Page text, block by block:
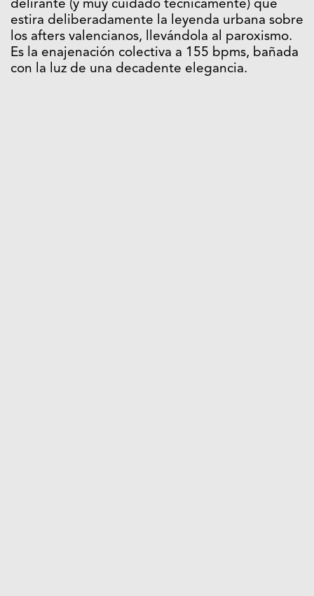
delirante (y muy cuidado técnicamente) que
estira deliberadamente la leyenda urbana sobre
los afters valencianos, llevándola al paroxismo.
Es la enajenación colectiva a 155 bpms, bañada
con la luz de una decadente elegancia.